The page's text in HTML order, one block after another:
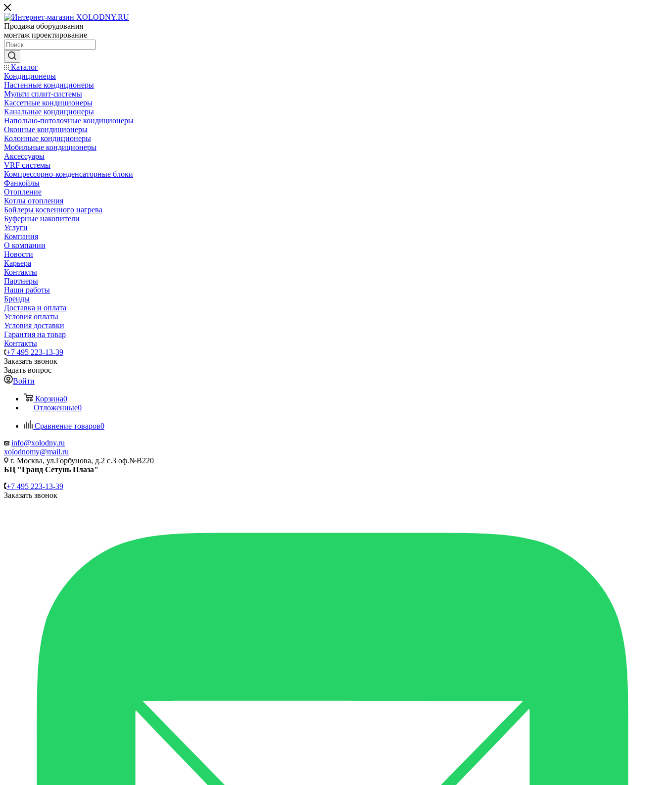
Продажа оборудования
монтаж проектирование
Каталог
Кондиционеры
Настенные кондиционеры
Мульти сплит-системы
Кассетные кондиционеры
Канальные кондиционеры
Напольно-потолочные кондиционеры
Оконные кондиционеры
Колонные кондиционеры
Мобильные кондиционеры
Аксессуары
VRF системы
Компрессорно-конденсаторные блоки
Фанкойлы
Отопление
Котлы отопления
Бойлеры косвенного нагрева
Буферные накопители
Услуги
Компания
О компании
Новости
Карьера
Контакты
Партнеры
Наши работы
Бренды
Доставка и оплата
Условия оплаты
Условия доставки
Гарантия на товар
Контакты
+7 495 223-13-39
Заказать звонок
Задать вопрос
Войти
Корзина0
Отложенные0
Сравнение товаров0
info@xolodny.ru
xolodnomy@mail.ru
г. Москва, ул.Горбунова, д.2 с.3 оф.№В220
БЦ "Гранд Сетунь Плаза"
+7 495 223-13-39
Заказать звонок